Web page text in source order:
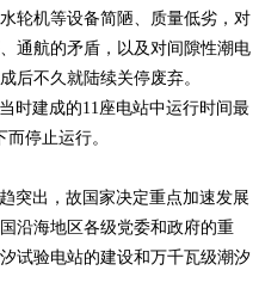
轮机等设备简陋、质量低劣，对
通航的矛盾，以及对间隙性潮电
后不久就陆续关停废弃。
时建成的11座电站中运行时间最
停止运行。
突出，故国家决定重点加速发展
沿海地区各级党委和政府的重
试验电站的建设和万千瓦级潮汐